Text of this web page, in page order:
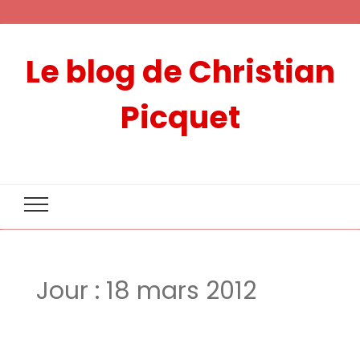
Le blog de Christian
Picquet
Jour : 18 mars 2012